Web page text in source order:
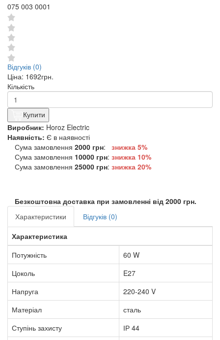
075 003 0001
Відгуків (0)
Ціна: 1692грн.
Кількість
Купити
Виробник: Horoz Electric
Наявність: Є в наявності
Сума замовлення 2000 грн:
знижка 5%
Сума замовлення 10000 грн: знижка 10%
Сума замовлення 25000 грн: знижка 20%
Безкоштовна доставка при замовленні від 2000 грн.
Характеристики
Відгуків (0)
Характеристика
Потужність
60 W
Цоколь
E27
Напруга
220-240 V
Матеріал
сталь
Ступінь захисту
ІР 44